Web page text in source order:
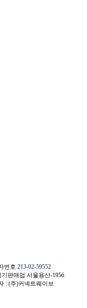
번호 213-02-59552
기판매업 서울용산-1956
: (주)커넥트웨이브